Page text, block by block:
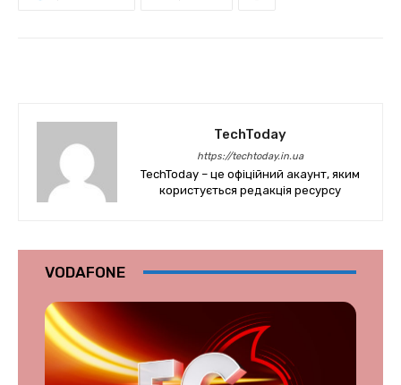
TechToday
https://techtoday.in.ua
TechToday – це офіційний акаунт, яким
користується редакція ресурсу
VODAFONE